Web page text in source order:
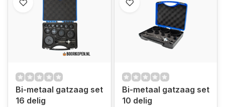
Bi-metaal gatzaag set
16 delig
Bi-metaal gatzaag set
10 delig